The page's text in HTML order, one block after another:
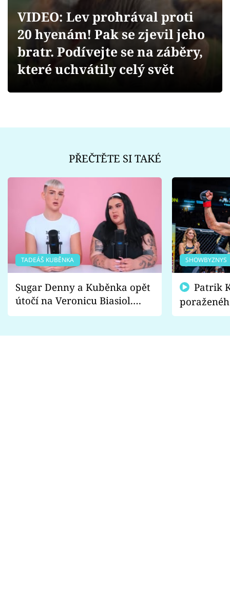
Videa
Sledujte prima+
VIDEO: Lev prohrával proti
20 hyenám! Pak se zjevil jeho
bratr. Podívejte se na záběry,
které uchvátily celý svět
PŘEČTĚTE SI TAKÉ
TADEÁŠ KUBĚNKA
Sugar Denny a Kuběnka opět
útočí na Veronicu Biasiol.
Proč je podle nich falešná a
SHOWBYZNYS
fanoušci